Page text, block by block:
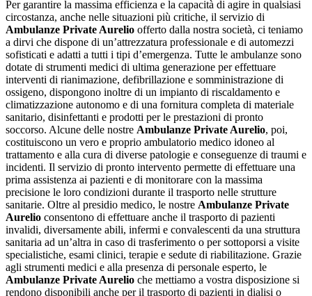
Per garantire la massima efficienza e la capacità di agire in qualsiasi
circostanza, anche nelle situazioni più critiche, il servizio di
Ambulanze Private Aurelio offerto dalla nostra società, ci teniamo
a dirvi che dispone di un’attrezzatura professionale e di automezzi
sofisticati e adatti a tutti i tipi d’emergenza. Tutte le ambulanze sono
dotate di strumenti medici di ultima generazione per effettuare
interventi di rianimazione, defibrillazione e somministrazione di
ossigeno, dispongono inoltre di un impianto di riscaldamento e
climatizzazione autonomo e di una fornitura completa di materiale
sanitario, disinfettanti e prodotti per le prestazioni di pronto
soccorso. Alcune delle nostre Ambulanze Private Aurelio, poi,
costituiscono un vero e proprio ambulatorio medico idoneo al
trattamento e alla cura di diverse patologie e conseguenze di traumi e
incidenti. Il servizio di pronto intervento permette di effettuare una
prima assistenza ai pazienti e di monitorare con la massima
precisione le loro condizioni durante il trasporto nelle strutture
sanitarie. Oltre al presidio medico, le nostre Ambulanze Private
Aurelio consentono di effettuare anche il trasporto di pazienti
invalidi, diversamente abili, infermi e convalescenti da una struttura
sanitaria ad un’altra in caso di trasferimento o per sottoporsi a visite
specialistiche, esami clinici, terapie e sedute di riabilitazione. Grazie
agli strumenti medici e alla presenza di personale esperto, le
Ambulanze Private Aurelio che mettiamo a vostra disposizione si
rendono disponibili anche per il trasporto di pazienti in dialisi o